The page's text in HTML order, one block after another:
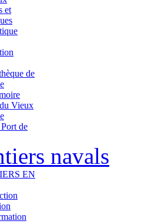
et
de
Vieux
de
navals
EN